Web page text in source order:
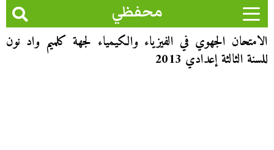
محفظي
الامتحان الجهوي في الفيزياء والكيمياء لجهة كلميم واد نون
للسنة الثالثة إعدادي 2013